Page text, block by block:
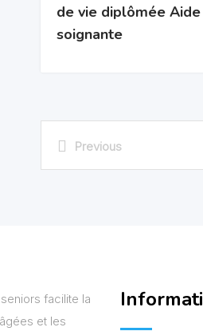
de vie diplômée Aide
soignante
Previous
facilite la
et les